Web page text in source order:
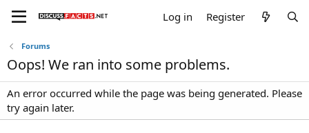
Log in Register
Forums
Oops! We ran into some problems.
An error occurred while the page was being generated. Please
try again later.